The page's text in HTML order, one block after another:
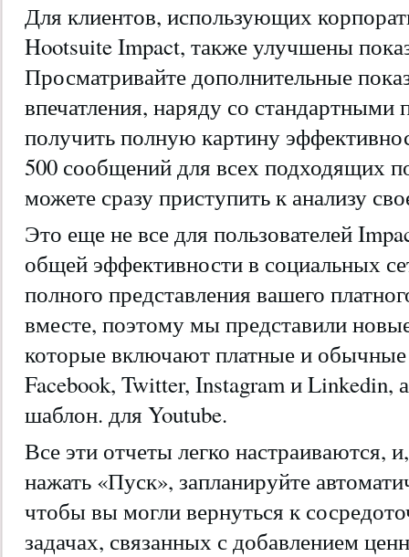
Для клиентов, использующих
Hootsuite Impact, также улучшены
Просматривайте дополнительные
впечатления, наряду со стандартными
получить полную картину
500 сообщений для всех подходящих
можете сразу приступить к анализу
Это еще не все для пользователей
общей эффективности в социальных
полного представления вашего
вместе, поэтому мы представили
которые включают платные и
Facebook, Twitter, Instagram и Linkedin,
шаблон. для Youtube.
Все эти отчеты легко настраиваются,
нажать «Пуск», запланируйте
чтобы вы могли вернуться к
задачах, связанных с добавлением